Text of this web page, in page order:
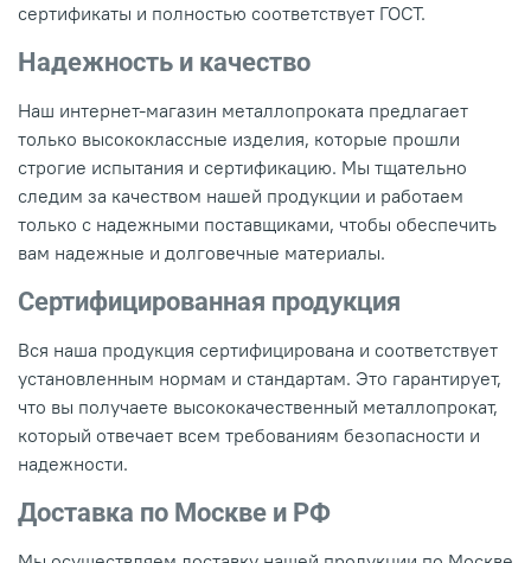
сертификаты и полностью соответствует ГОСТ.
Надежность и качество
Наш интернет-магазин металлопроката предлагает
только высококлассные изделия, которые прошли
строгие испытания и сертификацию. Мы тщательно
следим за качеством нашей продукции и работаем
только с надежными поставщиками, чтобы обеспечить
вам надежные и долговечные материалы.
Сертифицированная продукция
Вся наша продукция сертифицирована и соответствует
установленным нормам и стандартам. Это гарантирует,
что вы получаете высококачественный металлопрокат,
который отвечает всем требованиям безопасности и
надежности.
Доставка по Москве и РФ